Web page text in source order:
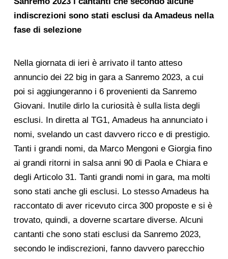
indiscrezioni sono stati esclusi da Amadeus nella
fase di selezione
Nella giornata di ieri è arrivato il tanto atteso
annuncio dei 22 big in gara a Sanremo 2023, a cui
poi si aggiungeranno i 6 provenienti da Sanremo
Giovani. Inutile dirlo la curiosità è sulla lista degli
esclusi. In diretta al TG1, Amadeus ha annunciato i
nomi, svelando un cast davvero ricco e di prestigio.
Tanti i grandi nomi, da Marco Mengoni e Giorgia fino
ai grandi ritorni in salsa anni 90 di Paola e Chiara e
degli Articolo 31. Tanti grandi nomi in gara, ma molti
sono stati anche gli esclusi. Lo stesso Amadeus ha
raccontato di aver ricevuto circa 300 proposte e si è
trovato, quindi, a doverne scartare diverse. Alcuni
cantanti che sono stati esclusi da Sanremo 2023,
secondo le indiscrezioni, fanno davvero parecchio